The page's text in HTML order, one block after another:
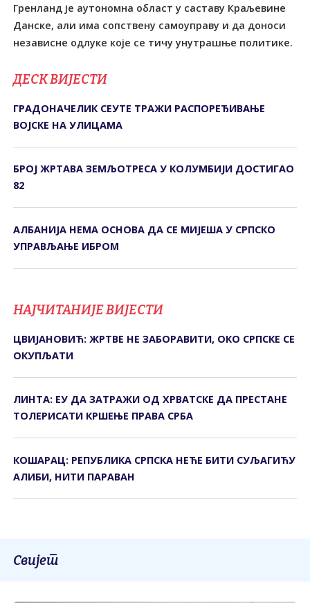
Гренланд је аутономна област у саставу Краљевине
Данске, али има сопствену самоуправу и да доноси
независне одлуке које се тичу унутрашње политике.
ДЕСК ВИЈЕСТИ
ГРАДОНАЧЕЛИК СЕУТЕ ТРАЖИ РАСПОРЕЂИВАЊЕ
ВОЈСКЕ НА УЛИЦАМА
БРОЈ ЖРТАВА ЗЕМЉОТРЕСА У КОЛУМБИЈИ ДОСТИГАО
82
АЛБАНИЈА НЕМА ОСНОВА ДА СЕ МИЈЕША У СРПСКО
УПРАВЉАЊЕ ИБРОМ
НАЈЧИТАНИЈЕ ВИЈЕСТИ
ЦВИЈАНОВИЋ: ЖРТВЕ НЕ ЗАБОРАВИТИ, ОКО СРПСКЕ СЕ
ОКУПЉАТИ
ЛИНТА: ЕУ ДА ЗАТРАЖИ ОД ХРВАТСКЕ ДА ПРЕСТАНЕ
ТОЛЕРИСАТИ КРШЕЊЕ ПРАВА СРБА
КОШАРАЦ: РЕПУБЛИКА СРПСКА НЕЋЕ БИТИ СУЉАГИЋУ
АЛИБИ, НИТИ ПАРАВАН
Свијет